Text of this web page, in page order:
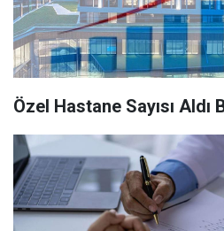
Özel Hastane Sayısı Aldı